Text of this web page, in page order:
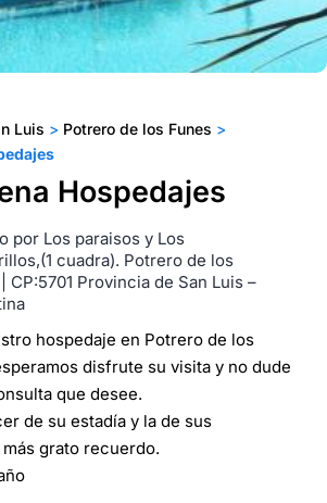
Luis > Potrero de los Funes >
Hospedajes
por Los paraisos y Los
cuadra). Potrero de los
CP:5701 Provincia de San Luis –
hospedaje en Potrero de los
disfrute su visita y no dude
que desee.
de su estadía y la de sus
grato recuerdo.